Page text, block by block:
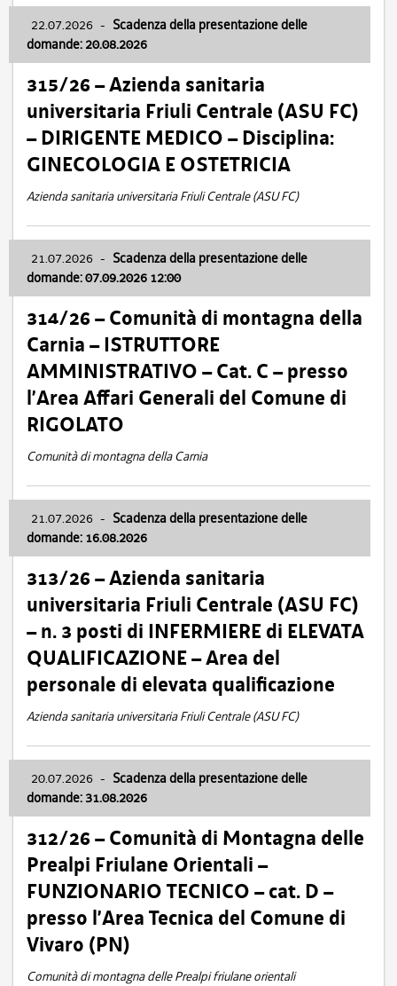
22.07.2026 - Scadenza della presentazione delle
domande: 20.08.2026
315/26 – Azienda sanitaria
universitaria Friuli Centrale (ASU FC)
– DIRIGENTE MEDICO – Disciplina:
GINECOLOGIA E OSTETRICIA
Azienda sanitaria universitaria Friuli Centrale (ASU FC)
21.07.2026 - Scadenza della presentazione delle
domande: 07.09.2026 12:00
314/26 – Comunità di montagna della
Carnia – ISTRUTTORE
AMMINISTRATIVO – Cat. C – presso
l’Area Affari Generali del Comune di
RIGOLATO
Comunità di montagna della Carnia
21.07.2026 - Scadenza della presentazione delle
domande: 16.08.2026
313/26 – Azienda sanitaria
universitaria Friuli Centrale (ASU FC)
– n. 3 posti di INFERMIERE di ELEVATA
QUALIFICAZIONE – Area del
personale di elevata qualificazione
Azienda sanitaria universitaria Friuli Centrale (ASU FC)
20.07.2026 - Scadenza della presentazione delle
domande: 31.08.2026
312/26 – Comunità di Montagna delle
Prealpi Friulane Orientali –
FUNZIONARIO TECNICO – cat. D –
presso l’Area Tecnica del Comune di
Vivaro (PN)
Comunità di montagna delle Prealpi friulane orientali